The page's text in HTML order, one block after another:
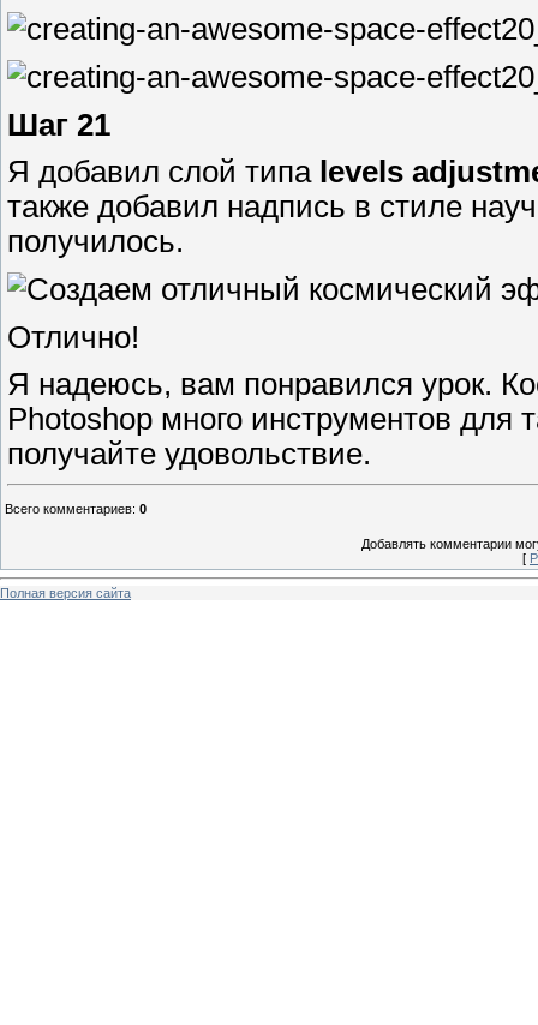
Шаг 21
Я добавил слой типа levels
также добавил надпись в стиле
получилось.
Отлично!
Я надеюсь, вам понравился урок.
Photoshop много инструментов для
получайте удовольствие.
Всего комментариев: 0
Добавлять комментарии
[
Полная версия сайта